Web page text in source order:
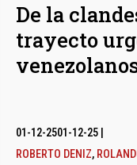
De la
trayecto
01-12-2501-12-25
ROBERTO DENIZ,